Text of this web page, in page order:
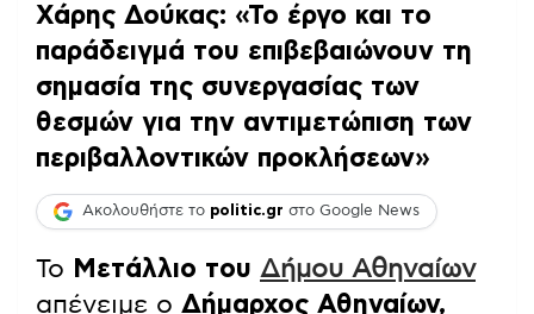
Χάρης Δούκας: «Το έργο και το
παράδειγμά του επιβεβαιώνουν τη
σημασία της συνεργασίας των
θεσμών για την αντιμετώπιση των
περιβαλλοντικών προκλήσεων»
Ακολουθήστε το politic.gr στο Google News
Το Μετάλλιο του Δήμου Αθηναίων
απένειμε ο Δήμαρχος Αθηναίων,